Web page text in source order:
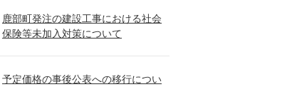
鹿部町発注の建設工事における社会
保険等未加入対策について
予定価格の事後公表への移行につい